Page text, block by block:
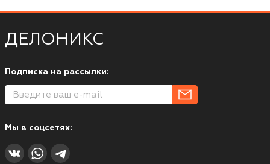
ДЕЛОНИКС
Подписка на рассылки:
Мы в соцсетях: